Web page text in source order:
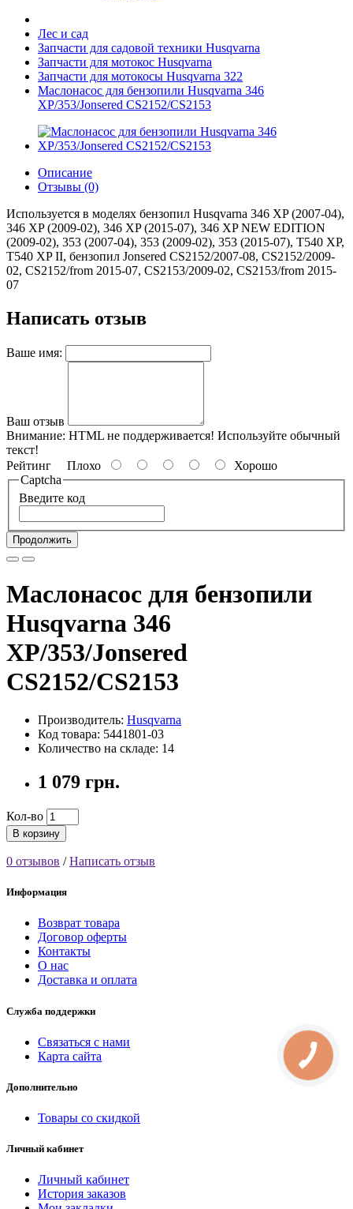
Лес и сад
Запчасти для садовой техники Husqvarna
Запчасти для мотокос Husqvarna
Запчасти для мотокосы Husqvarna 322
Маслонасос для бензопили Husqvarna 346
XP/353/Jonsered CS2152/CS2153
Описание
Отзывы (0)
Используется в моделях бензопил Husqvarna 346 XP (2007-04),
346 XP (2009-02), 346 XP (2015-07), 346 XP NEW EDITION
(2009-02), 353 (2007-04), 353 (2009-02), 353 (2015-07), T540 XP,
T540 XP II, бензопил Jonsered CS2152/2007-08, CS2152/2009-
02, CS2152/from 2015-07, CS2153/2009-02, CS2153/from 2015-
07
Написать отзыв
Ваше имя:
Ваш отзыв
Внимание: HTML не поддерживается! Используйте обычный
текст!
Рейтинг Плохо
Хорошо
Captcha
Введите код
Продолжить
Маслонасос для бензопили
Husqvarna 346
XP/353/Jonsered
CS2152/CS2153
Производитель: Husqvarna
Код товара: 5441801-03
Количество на складе: 14
1 079 грн.
Кол-во
В корзину
0 отзывов /Написать отзыв
Информация
Возврат товара
Договор оферты
Контакты
О нас
Доставка и оплата
Служба поддержки
Связаться с нами
Карта сайта
Дополнительно
Товары со скидкой
Личный кабинет
Личный кабинет
История заказов